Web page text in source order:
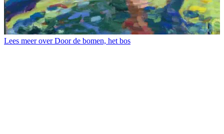
Lees meer over Door de bomen, het bos